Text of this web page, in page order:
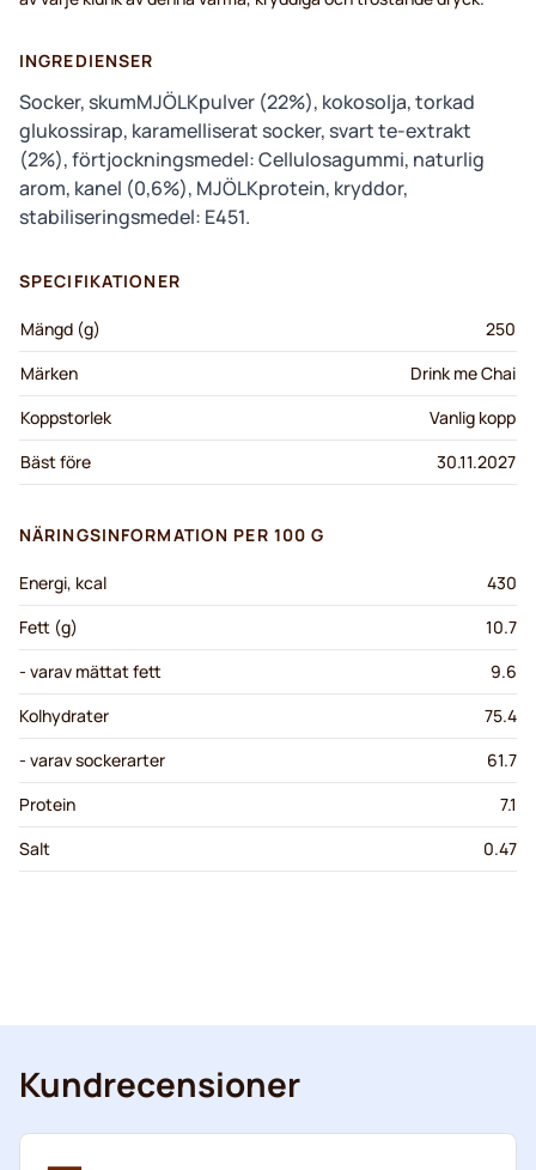
INGREDIENSER
Socker, skumMJÖLKpulver (22%), kokosolja, torkad
glukossirap, karamelliserat socker, svart te-extrakt
(2%), förtjockningsmedel: Cellulosagummi, naturlig
arom, kanel (0,6%), MJÖLKprotein, kryddor,
stabiliseringsmedel: E451.
SPECIFIKATIONER
Mängd (g)
250
Märken
Drink me Chai
Koppstorlek
Vanlig kopp
Bäst före
30.11.2027
NÄRINGSINFORMATION PER 100 G
Energi, kcal
430
Fett (g)
10.7
- varav mättat fett
9.6
Kolhydrater
75.4
- varav sockerarter
61.7
Protein
7.1
Salt
0.47
Kundrecensioner